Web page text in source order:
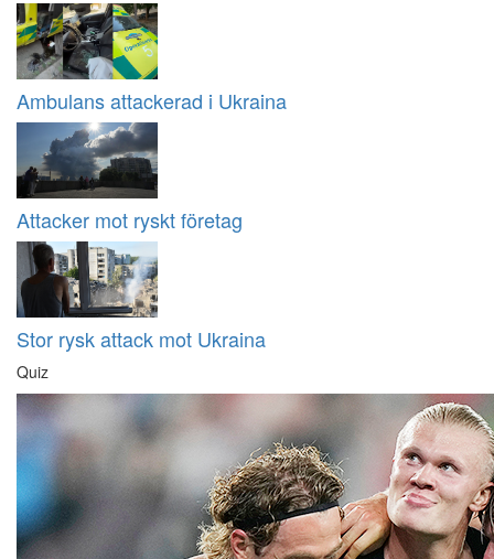
Ambulans attackerad i Ukraina
Attacker mot ryskt företag
Stor rysk attack mot Ukraina
Quiz